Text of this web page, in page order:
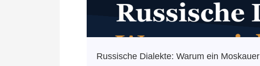
Russische Dialekte: Warum ein